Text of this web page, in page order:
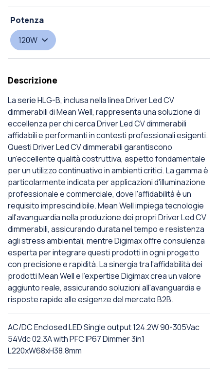
Potenza
120W
Descrizione
La serie HLG-B, inclusa nella linea Driver Led CV
dimmerabili di Mean Well, rappresenta una soluzione di
eccellenza per chi cerca Driver Led CV dimmerabili
affidabili e performanti in contesti professionali esigenti.
Questi Driver Led CV dimmerabili garantiscono
un'eccellente qualità costruttiva, aspetto fondamentale
per un utilizzo continuativo in ambienti critici. La gamma è
particolarmente indicata per applicazioni d'illuminazione
professionale e commerciale, dove l'affidabilità è un
requisito imprescindibile. Mean Well impiega tecnologie
all'avanguardia nella produzione dei propri Driver Led CV
dimmerabili, assicurando durata nel tempo e resistenza
agli stress ambientali, mentre Digimax offre consulenza
esperta per integrare questi prodotti in ogni progetto
con precisione e rapidità. La sinergia tra l'affidabilità dei
prodotti Mean Well e l'expertise Digimax crea un valore
aggiunto reale, assicurando soluzioni all'avanguardia e
risposte rapide alle esigenze del mercato B2B.
AC/DC Enclosed LED Single output 124.2W 90-305Vac
54Vdc 02.3A with PFC IP67 Dimmer 3in1
L220xW68xH38.8mm